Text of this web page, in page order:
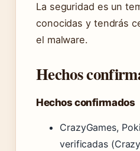
La seguridad es un
conocidas y tendrás
el malware.
Hechos
Hechos confirmados
CrazyGames,
verificadas